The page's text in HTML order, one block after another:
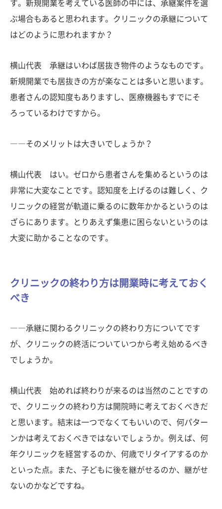
す。新規開業を考えている医師の中には、承継案件を選
ぶ場合もあると思われます。クリニックの承継について
はどのように思われますか？
横山代表 承継はいわば居抜き物件のようなものです。
新規開業でも居抜きの方が楽なことは多いと思います。
患者さんの認知度もありますし、医療機器もすでにそ
ろっているわけですから。
――そのメリットは大きいでしょうか？
横山代表 はい。ゼロから患者さんを集めるというのは
非常に大変なことです。認知度を上げるのは難しく、ク
リニックの経営が軌道に乗るのに数年かかるというのは
ざらにあります。とりあえず集患に困らないというのは
大変に助かることなのです。
クリニックの終わり方は開業時に考えておく
べき
――承継に関わるクリニックの終わり方についてです
が、クリニックの終活についていつから考え始めるべき
でしょうか。
横山代表 始めれば終わりが来るのは当然のことですの
で、クリニックの終わり方は開院時に考えておくべきだ
と思います。結末は一つでなくてもいいので、何パター
ンかは考えておくべきではないでしょうか。例えば、何
年クリニックを経営するのか、何歳でリタイアするのか
といった点。また、子どもに後を継がせるのか、継がせ
ないのかなどですね。